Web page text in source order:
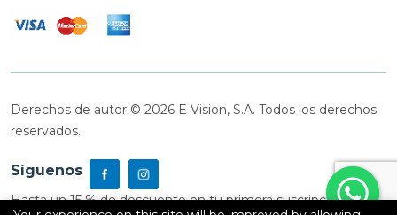
Derechos de autor © 2026 E Vision, S.A. Todos los derechos
reservados.
Síguenos
Hasta un 15 % de descuento en tu primera suscripción